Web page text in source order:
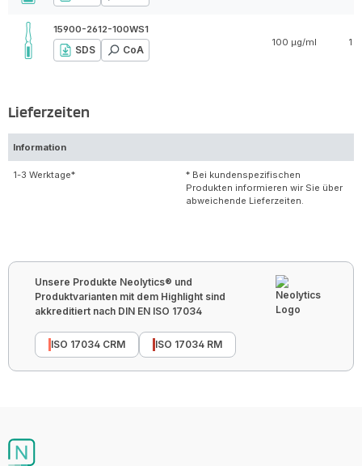
15900-2612-100WS1
SDS CoA
100 µg/ml 1
Lieferzeiten
Information
1-3 Werktage*
* Bei kundenspezifischen
Produkten informieren wir Sie über
abweichende Lieferzeiten.
Unsere Produkte Neolytics® und
Produktvarianten mit dem Highlight sind
akkreditiert nach DIN EN ISO 17034
ISO 17034 CRM ISO 17034 RM